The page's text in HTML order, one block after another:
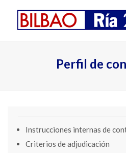
Perfil de
Instrucciones internas de
Criterios de adjudicación